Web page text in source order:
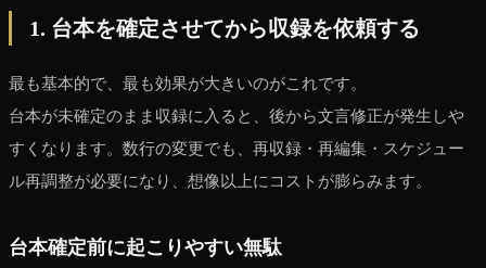
1. 台本を確定させてから収録を依頼する
最も基本的で、最も効果が大きいのがこれです。
台本が未確定のまま収録に入ると、後から文言修正が発生しや
すくなります。数行の変更でも、再収録・再編集・スケジュー
ル再調整が必要になり、想像以上にコストが膨らみます。
台本確定前に起こりやすい無駄